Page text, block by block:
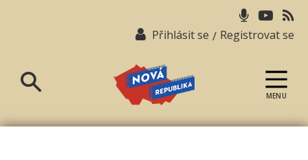
Přihlásit se / Registrovat se
republika
MENU